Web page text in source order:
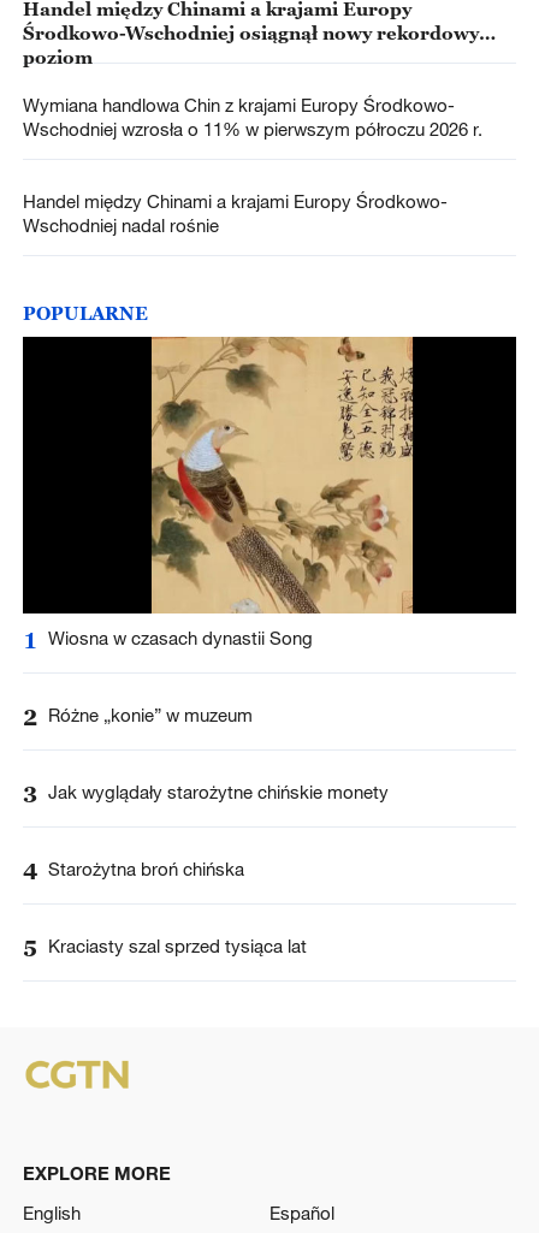
Handel między Chinami a krajami Europy
Środkowo-Wschodniej osiągnął nowy rekordowy
poziom
Wymiana handlowa Chin z krajami Europy Środkowo-
Wschodniej wzrosła o 11% w pierwszym półroczu 2026 r.
Handel między Chinami a krajami Europy Środkowo-
Wschodniej nadal rośnie
POPULARNE
1 Wiosna w czasach dynastii Song
2 Różne „konie” w muzeum
3 Jak wyglądały starożytne chińskie monety
4 Starożytna broń chińska
5 Kraciasty szal sprzed tysiąca lat
EXPLORE MORE
English
Español